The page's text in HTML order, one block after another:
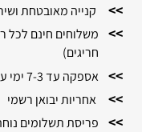
>> קנייה מאובטחת
>>
חריגים)
>> אספקה עד 7-3 ימי עסקים בכפוף למלאי
>> אחריות יבואן רשמי
>>
פריסת תשלומים